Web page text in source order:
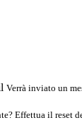
Verrà inviato un
Effettua il reset